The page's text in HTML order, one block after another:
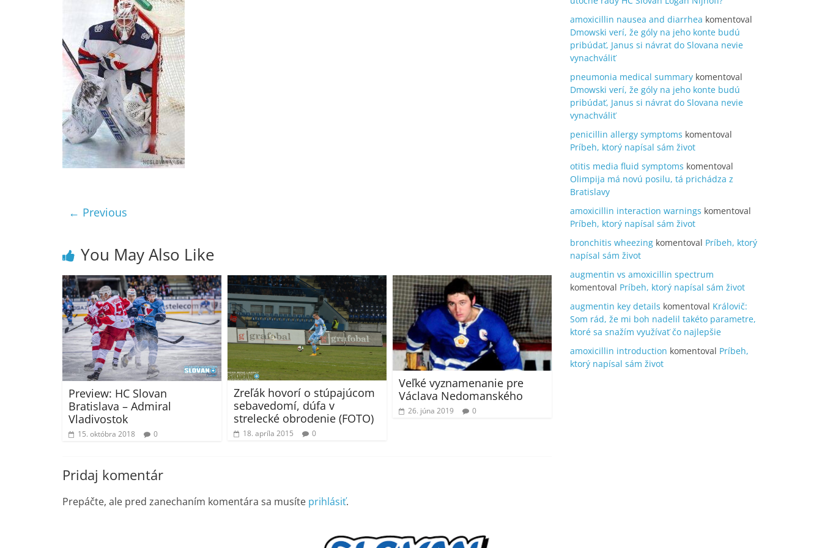
← Previous
You May Also Like
Preview: HC Slovan
Bratislava – Admiral
Vladivostok
15. októbra 2018 0
Zreľák hovorí o stúpajúcom
sebavedomí, dúfa v
strelecké obrodenie (FOTO)
18. apríla 2015 0
Veľké vyznamenanie pre
Václava Nedomanského
26. júna 2019 0
Pridaj komentár
Prepáčte, ale pred zanechaním komentára sa musíte prihlásiť.
amoxicillin nausea and diarrhea komentoval
Dmowski verí, že góly na jeho konte budú
pribúdať, Janus si návrat do Slovana nevie
vynachváliť
pneumonia medical summary komentoval
Dmowski verí, že góly na jeho konte budú
pribúdať, Janus si návrat do Slovana nevie
vynachváliť
penicillin allergy symptoms komentoval
Príbeh, ktorý napísal sám život
otitis media fluid symptoms komentoval
Olimpija má novú posilu, tá prichádza z
Bratislavy
amoxicillin interaction warnings komentoval
Príbeh, ktorý napísal sám život
bronchitis wheezing komentoval Príbeh, ktorý
napísal sám život
augmentin vs amoxicillin spectrum
komentoval Príbeh, ktorý napísal sám život
augmentin key details komentoval Královič:
Som rád, že mi boh nadelil takéto parametre,
ktoré sa snažím využívať čo najlepšie
amoxicillin introduction komentoval Príbeh,
ktorý napísal sám život